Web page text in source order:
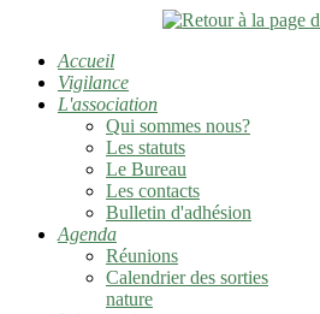
Accueil
Vigilance
L'association
Qui sommes nous?
Les statuts
Le Bureau
Les contacts
Bulletin d'adhésion
Agenda
Réunions
Calendrier des sorties
nature